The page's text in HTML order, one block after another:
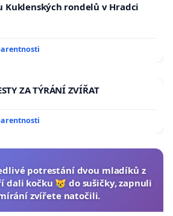
Kuklenských rondelů v Hradci
ZA TÝRÁNÍ ZVÍŘAT
potrestání dvou mladíků z
dali kočku 😿 do sušičky, zapnuli
zvířete natočili.